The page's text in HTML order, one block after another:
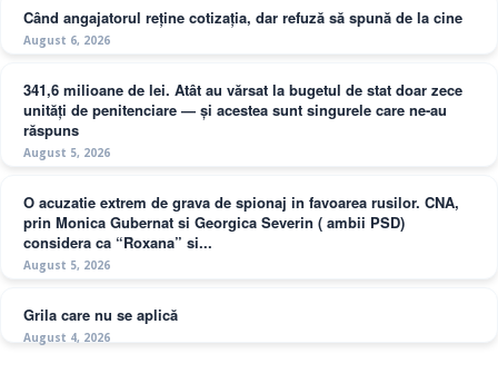
Când angajatorul reține cotizația, dar refuză să spună de la cine
August 6, 2026
341,6 milioane de lei. Atât au vărsat la bugetul de stat doar zece
unități de penitenciare — și acestea sunt singurele care ne-au
răspuns
August 5, 2026
O acuzatie extrem de grava de spionaj in favoarea rusilor. CNA,
prin Monica Gubernat si Georgica Severin ( ambii PSD)
considera ca “Roxana” si...
August 5, 2026
Grila care nu se aplică
August 4, 2026